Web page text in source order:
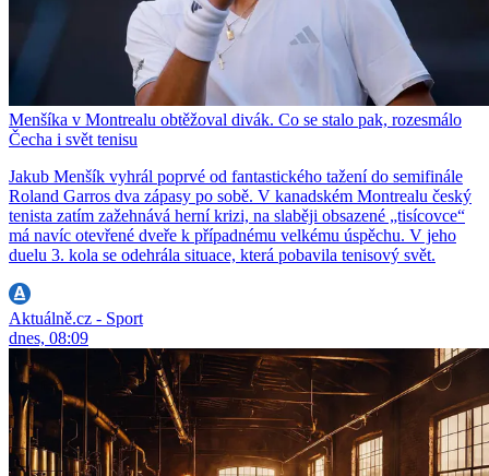
Menšíka v Montrealu obtěžoval divák. Co se stalo pak, rozesmálo
Čecha i svět tenisu
Jakub Menšík vyhrál poprvé od fantastického tažení do semifinále
Roland Garros dva zápasy po sobě. V kanadském Montrealu český
tenista zatím zažehnává herní krizi, na slaběji obsazené „tisícovce“
má navíc otevřené dveře k případnému velkému úspěchu. V jeho
duelu 3. kola se odehrála situace, která pobavila tenisový svět.
Aktuálně.cz - Sport
dnes, 08:09